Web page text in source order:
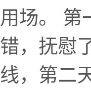
用场。 第
错，抚慰
线，第二